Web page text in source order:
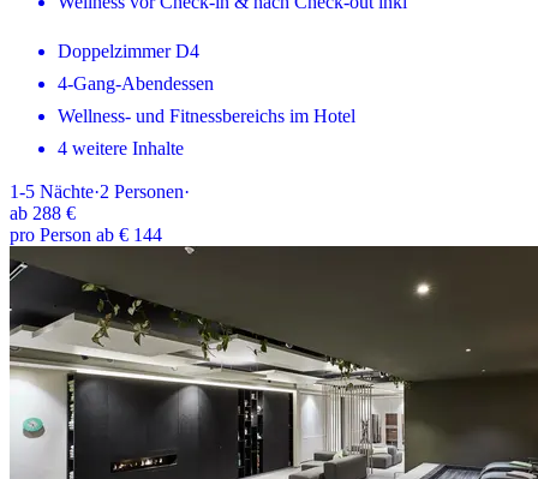
Doppelzimmer D4
4-Gang-Abendessen
Wellness- und Fitnessbereichs im Hotel
4 weitere Inhalte
1-5 Nächte·2 Personen·
ab 288 €
pro Person ab € 144